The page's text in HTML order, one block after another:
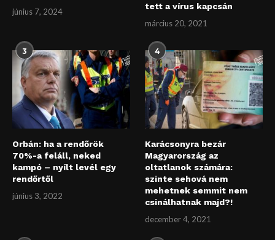
június 7, 2024
tett a vírus kapcsán
március 20, 2021
3
Orbán: ha a rendőrök
70%-a feláll, neked
kampó – nyílt levél egy
rendőrtől
június 3, 2022
4
Karácsonyra bezár
Magyarország az
oltatlanok számára:
szinte sehová nem
mehetnek semmit nem
csinálhatnak majd?!
december 4, 2021